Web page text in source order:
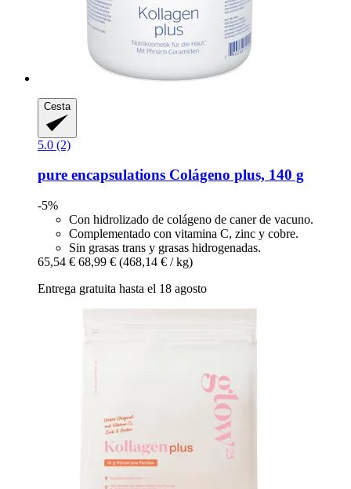
Cesta
5.0 (2)
pure encapsulations Colágeno plus, 140 g
-5%
Con hidrolizado de colágeno de caner de vacuno.
Complementado con vitamina C, zinc y cobre.
Sin grasas trans y grasas hidrogenadas.
65,54 € 68,99 € (468,14 € / kg)
Entrega gratuita hasta el 18 agosto